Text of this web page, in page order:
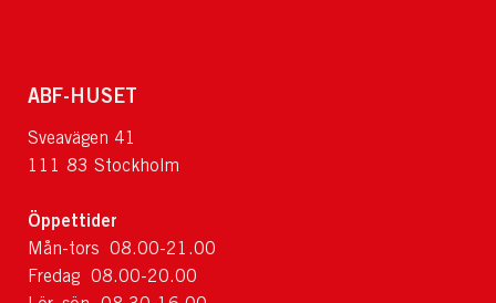
ABF-HUSET
Sveavägen 41
111 83 Stockholm
Öppettider
Mån-tors 08.00-21.00
Fredag 08.00-20.00